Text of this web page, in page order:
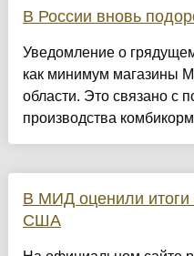
В России вновь
Уведомление о
как минимум магазины
области. Это связано с
производства
В МИД оценили итоги
США